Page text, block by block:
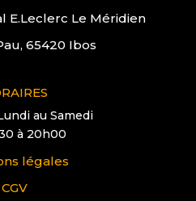
E.Leclerc Le Méridien
65420 Ibos
au Samedi
à 20h00
légales
CGV